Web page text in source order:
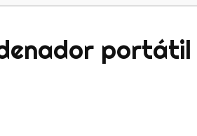
portátil